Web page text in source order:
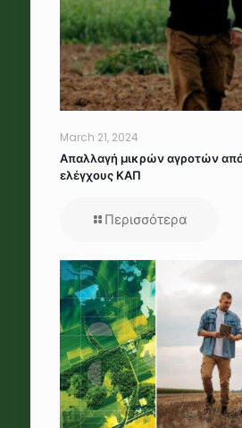
March 21, 2024
Απαλλαγή μικρών αγροτών
ελέγχους ΚΑΠ
Περισσότερα